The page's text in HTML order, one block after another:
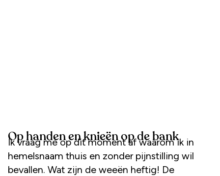
Op handen en knieën op de bank
Ik vraag me op dit moment af waarom ik in
hemelsnaam thuis en zonder pijnstilling wil
bevallen. Wat zijn de weeën heftig! De